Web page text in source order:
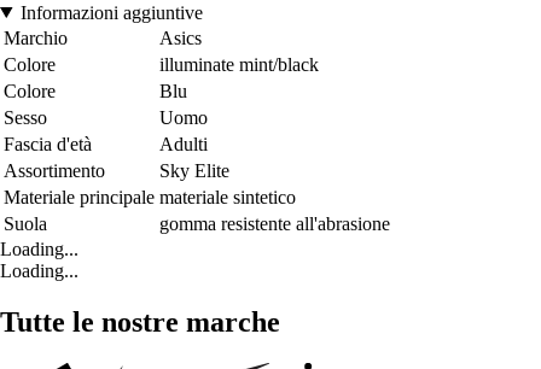
Informazioni aggiuntive
Marchio
Asics
Colore
illuminate mint/black
Colore
Blu
Sesso
Uomo
Fascia d'età
Adulti
Assortimento
Sky Elite
Materiale principale materiale sintetico
Suola
gomma resistente all'abrasione
Loading...
Loading...
Tutte le nostre marche